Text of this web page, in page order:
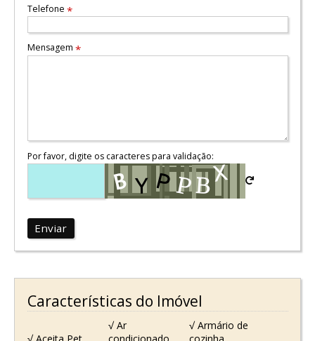
Telefone *
Mensagem *
Por favor, digite os caracteres para validação:
Enviar
Características do Imóvel
√ Ar
√ Armário de